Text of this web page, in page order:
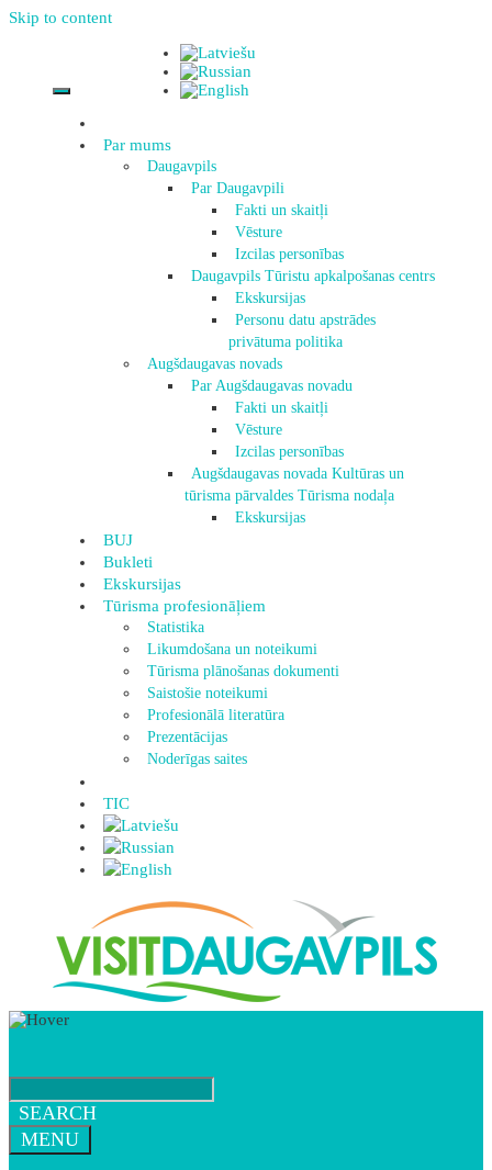
Skip to content
Par mums
Daugavpils
Par Daugavpili
Fakti un skaitļi
Vēsture
Izcilas personības
Daugavpils Tūristu apkalpošanas centrs
Ekskursijas
Personu datu apstrādes
privātuma politika
Augšdaugavas novads
Par Augšdaugavas novadu
Fakti un skaitļi
Vēsture
Izcilas personības
Augšdaugavas novada Kultūras un
tūrisma pārvaldes Tūrisma nodaļa
Ekskursijas
BUJ
Bukleti
Ekskursijas
Tūrisma profesionāļiem
Statistika
Likumdošana un noteikumi
Tūrisma plānošanas dokumenti
Saistošie noteikumi
Profesionālā literatūra
Prezentācijas
Noderīgas saites
TIC
SEARCH
MENU